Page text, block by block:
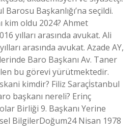
Barosu Başkanlığı’na seçildi.
kim oldu 2024? Ahmet
yılları arasında avukat. Ali
arasında avukat. Azade AY,
Baro Başkanı Av. Taner
bu görevi yürütmektedir.
kimdir? Filiz Saraçİstanbul
başkanı nereli? Erinç
Birliği 9. Başkanı Yerine
BilgilerDoğum24 Nisan 1978